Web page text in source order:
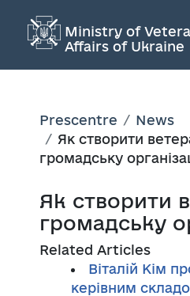
Ministry of
Affairs of Ukraine
Prescentre
News
Як створити
громадську
Як створити
громадську
Related Articles
Віталій Кім
керівним